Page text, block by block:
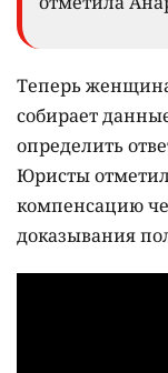
Теперь
собирает
определить
Юристы
компенсацию
доказывания